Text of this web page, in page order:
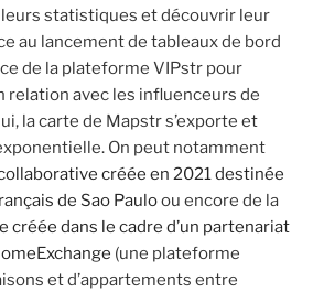
statistiques et découvrir leur
au lancement de tableaux de bord
de la plateforme VIPstr pour
relation avec les influenceurs de
la carte de Mapstr s’exporte et
On peut notamment
créée en 2021 destinée
de Sao Pauloou encore de la
créée dans le cadre d’un partenariat
(une plateforme
et d’appartements entre